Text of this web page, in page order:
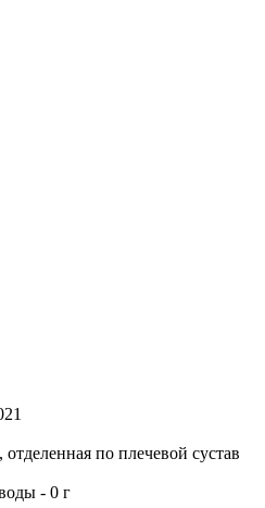
по плечевой сустав
- 0 г